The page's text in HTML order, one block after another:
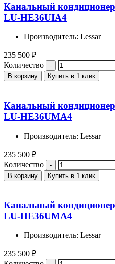
Канальный
LU-HE36UIA4
Производитель: Lessar
235 500 ₽
Количество
В корзину Купить в 1 клик
Канальный
LU-HE36UMA4
Производитель: Lessar
235 500 ₽
Количество
В корзину Купить в 1 клик
Канальный
LU-HE36UMA4
Производитель: Lessar
235 500 ₽